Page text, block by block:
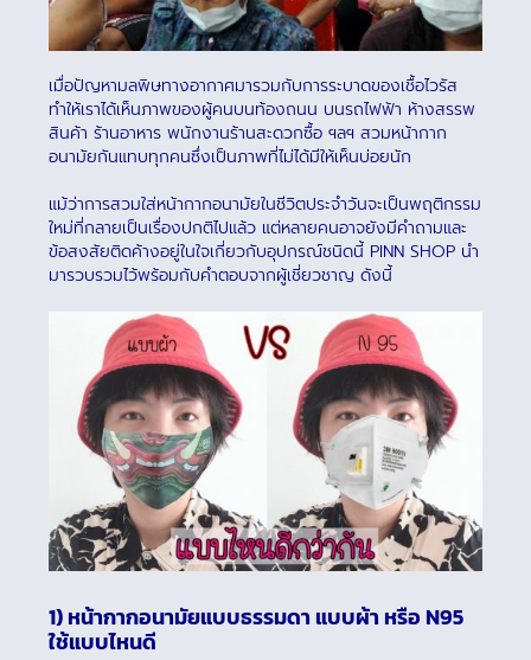
เมื่อปัญหามลพิษทางอากาศมารวมกับการระบาดของเชื้อไวรัส
ทำให้เราได้เห็นภาพของผู้คนบนท้องถนน บนรถไฟฟ้า ห้างสรรพ
สินค้า ร้านอาหาร พนักงานร้านสะดวกซื้อ ฯลฯ สวมหน้ากาก
อนามัยกันแทบทุกคนซึ่งเป็นภาพที่ไม่ได้มีให้เห็นบ่อยนัก
แม้ว่าการสวมใส่หน้ากากอนามัยในชีวิตประจำวันจะเป็นพฤติกรรม
ใหม่ที่กลายเป็นเรื่องปกติไปแล้ว แต่หลายคนอาจยังมีคำถามและ
ข้อสงสัยติดค้างอยู่ในใจเกี่ยวกับอุปกรณ์ชนิดนี้ PINN SHOP นำ
มารวบรวมไว้พร้อมกับคำตอบจากผู้เชี่ยวชาญ ดังนี้
1) หน้ากากอนามัยแบบธรรมดา แบบผ้า หรือ N95
ใช้แบบไหนดี